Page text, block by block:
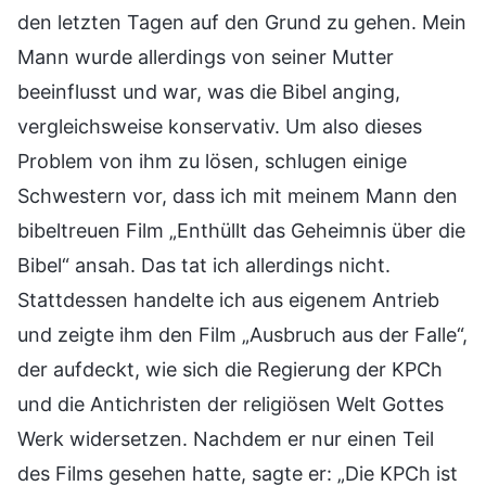
den letzten Tagen auf den Grund zu gehen. Mein
Mann wurde allerdings von seiner Mutter
beeinflusst und war, was die Bibel anging,
vergleichsweise konservativ. Um also dieses
Problem von ihm zu lösen, schlugen einige
Schwestern vor, dass ich mit meinem Mann den
bibeltreuen Film „Enthüllt das Geheimnis über die
Bibel“ ansah. Das tat ich allerdings nicht.
Stattdessen handelte ich aus eigenem Antrieb
und zeigte ihm den Film „Ausbruch aus der Falle“,
der aufdeckt, wie sich die Regierung der KPCh
und die Antichristen der religiösen Welt Gottes
Werk widersetzen. Nachdem er nur einen Teil
des Films gesehen hatte, sagte er: „Die KPCh ist